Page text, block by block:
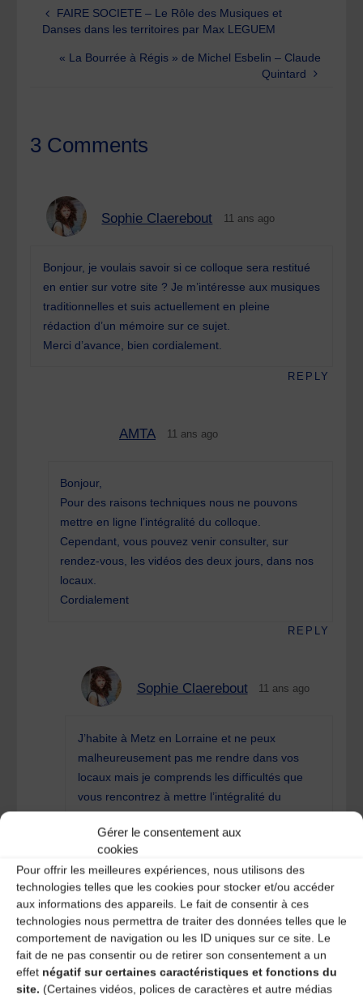
Gérer le consentement aux
cookies
Pour offrir les meilleures expériences, nous utilisons des
technologies telles que les cookies pour stocker et/ou accéder
aux informations des appareils. Le fait de consentir à ces
technologies nous permettra de traiter des données telles que le
comportement de navigation ou les ID uniques sur ce site. Le
fait de ne pas consentir ou de retirer son consentement a un
effet négatif sur certaines caractéristiques et fonctions du
site. (Certaines vidéos, polices de caractères et autre médias
FAIRE SOCIETE – Le Rôle des Musiques et
Danses dans les territoires par Max LEGUEM
« La Bourrée à Régis » de Michel Esbelin – Claude
Quintard
3 Comments
Sophie Claerebout 11 ans ago
Bonjour, je voulais savoir si ce colloque sera restitué
en entier sur votre site ? Je m’intéresse aux musiques
traditionnelles et suis actuellement en pleine
rédaction d’un mémoire sur ce sujet.
Merci d’avance, bien cordialement.
REPLY
AMTA 11 ans ago
Bonjour,
Pour des raisons techniques nous ne pouvons
mettre en ligne l’intégralité du colloque.
Cependant, vous pouvez venir consulter, sur
rendez-vous, les vidéos des deux jours, dans nos
locaux.
Cordialement
REPLY
Sophie Claerebout 11 ans ago
J’habite à Metz en Lorraine et ne peux
malheureusement pas me rendre dans vos
locaux mais je comprends les difficultés que
vous rencontrez à mettre l’intégralité du
colloque en ligne.
Vous remerciant, bien cordialement.
REPLY
Laisser un
commentaire
Votre adresse e-mail ne sera pas publiée. Les champs